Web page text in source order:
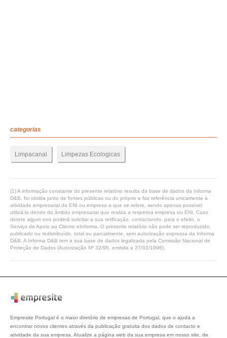
categorias
Limpacanal Limpezas Ecologicas
(1) A informação constante do presente relatório resulta da base de dados da Informa
D&B, foi obtida junto de fontes públicas ou do próprio e faz referência unicamente à
atividade empresarial do ENI ou empresa a que se refere, sendo apenas possível
utilizá-la dentro do âmbito empresarial que realiza a respetiva empresa ou ENI. Caso
detete algum erro poderá solicitar a sua retificação, contactando, para o efeito, o
Serviço de Apoio ao Cliente eInforma. O presente relatório não pode ser reproduzido,
publicado ou redistribuído, total ou parcialmente, sem autorização expressa da Informa
D&B. A Informa D&B tem a sua base de dados legalizada pela Comissão Nacional de
Proteção de Dados (Autorização Nº 32/96, emitida a 27/02/1996).
Empresite Portugal é o maior diretório de empresas de Portugal, que o ajuda a
encontrar novos clientes através da publicação gratuita dos dados de contacto e
atividade da sua empresa. Atualize a página web da sua empresa em nosso site, de